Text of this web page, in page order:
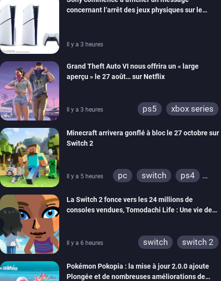
switch 2
concernant l’arrêt des jeux physiques sur le
Il y a 3 heures
Grand Theft Auto VI nous offrira un « large
aperçu » le 27 août… sur Netflix
Il y a 3 heures ps5 xbox series
Minecraft arrivera gonflé à bloc le 27 octobre sur
Switch 2
Il y a 5 heures pc switch
ps4
wiiu
3ds
ps3
xbox 360
switch 2
La Switch 2 fonce vers les 24 millions de
consoles vendues, Tomodachi Life : Une vie de
Il y a 6 heures switch switch 2
Pokémon Pokopia : la mise à jour 2.0.0 ajoute
Plongée et de nombreuses améliorations de